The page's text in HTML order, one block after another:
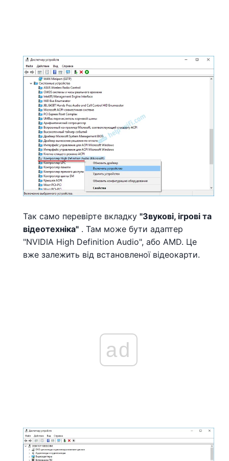
Так само перевірте вкладку "Звукові, ігрові та
відеотехніка" . Там може бути адаптер
"NVIDIA High Definition Audio", або AMD. Це
вже залежить від встановленої відеокарти.
ad